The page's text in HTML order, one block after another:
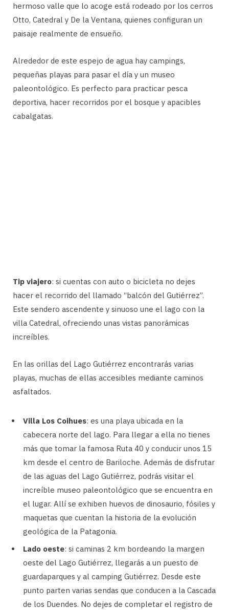
hermoso valle que lo acoge está rodeado por los cerros
Otto, Catedral y De la Ventana, quienes configuran un
paisaje realmente de ensueño.
Alrededor de este espejo de agua hay campings,
pequeñas playas para pasar el día y un museo
paleontológico. Es perfecto para practicar pesca
deportiva, hacer recorridos por el bosque y apacibles
cabalgatas.
Tip viajero: si cuentas con auto o bicicleta no dejes
hacer el recorrido del llamado “balcón del Gutiérrez”.
Este sendero ascendente y sinuoso une el lago con la
villa Catedral, ofreciendo unas vistas panorámicas
increíbles.
En las orillas del Lago Gutiérrez encontrarás varias
playas, muchas de ellas accesibles mediante caminos
asfaltados.
Villa Los Coihues: es una playa ubicada en la
cabecera norte del lago. Para llegar a ella no tienes
más que tomar la famosa Ruta 40 y conducir unos 15
km desde el centro de Bariloche. Además de disfrutar
de las aguas del Lago Gutiérrez, podrás visitar el
increíble museo paleontológico que se encuentra en
el lugar. Allí se exhiben huevos de dinosaurio, fósiles y
maquetas que cuentan la historia de la evolución
geológica de la Patagonia.
Lado oeste: si caminas 2 km bordeando la margen
oeste del Lago Gutiérrez, llegarás a un puesto de
guardaparques y al camping Gutiérrez. Desde este
punto parten varias sendas que conducen a la Cascada
de los Duendes. No dejes de completar el registro de